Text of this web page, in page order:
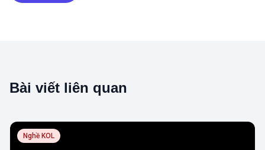
Bài viết liên quan
Nghề KOL